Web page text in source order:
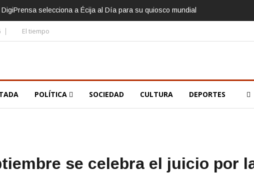
DigiPrensa selecciona a Écija al Día para su quiosco mundial
El tiempo
POLÍTICA SOCIEDAD CULTURA DEPORTES
se celebra el juicio por